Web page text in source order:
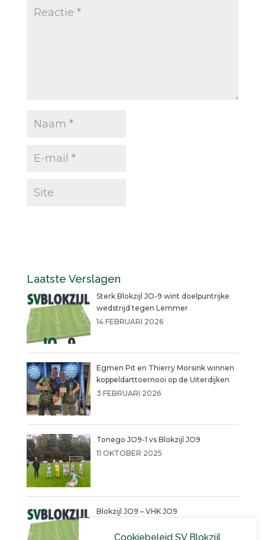
Laatste Verslagen
Sterk Blokzijl JO-9 wint doelpuntrijke
wedstrijd tegen Lemmer
14 FEBRUARI 2026
Egmen Pit en Thierry Morsink winnen
koppeldarttoernooi op de Uiterdijken
3 FEBRUARI 2026
Tonego JO9-1 vs Blokzijl JO9
11 OKTOBER 2025
Blokzijl JO9 – VHK JO9
Cookiebeleid SV Blokzijl